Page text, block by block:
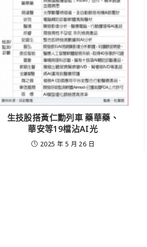
生技股搭黃仁勳列車 藥華藥、
華安等19檔沾AI光
2025 年 5 月 26 日